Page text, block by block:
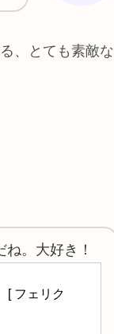
、とても素敵な
。大好き！
[ フェリク